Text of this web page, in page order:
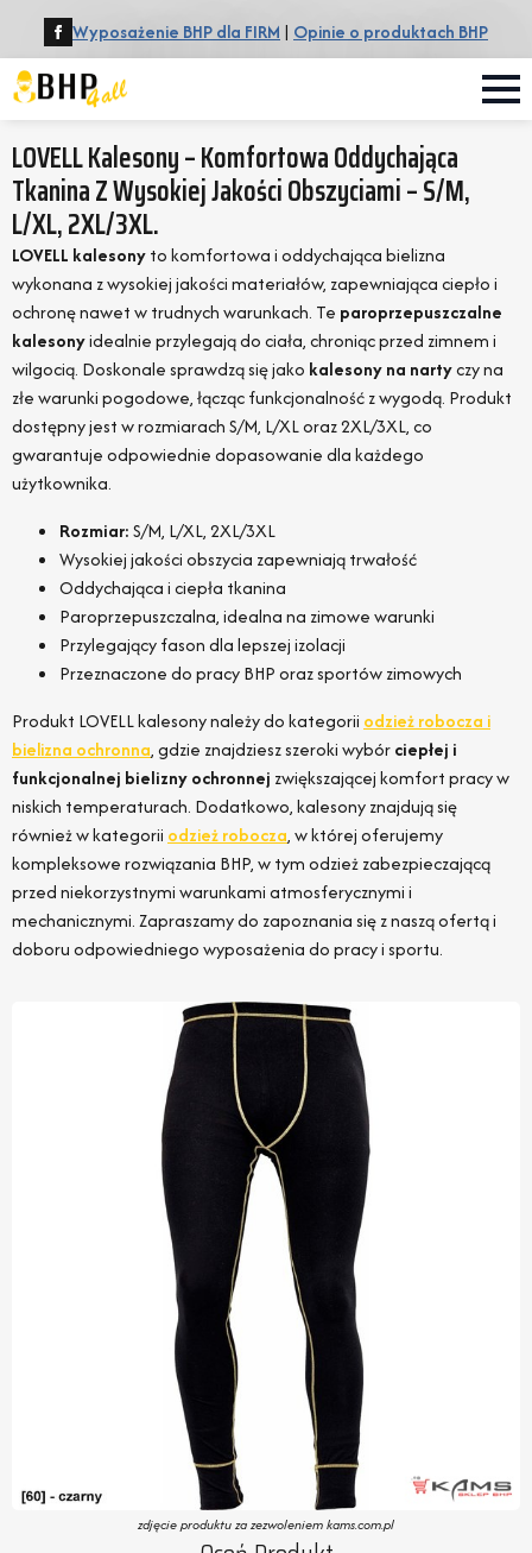
Wyposażenie BHP dla FIRM | Opinie o produktach BHP
LOVELL Kalesony – Komfortowa Oddychająca
Tkanina Z Wysokiej Jakości Obszyciami – S/M,
L/XL, 2XL/3XL.
LOVELL kalesonyto komfortowa i oddychająca bielizna
wykonana z wysokiej jakości materiałów, zapewniająca ciepło i
ochronę nawet w trudnych warunkach. Te paroprzepuszczalne
kalesonyidealnie przylegają do ciała, chroniąc przed zimnem i
wilgocią. Doskonale sprawdzą się jako kalesony na nartyczy na
złe warunki pogodowe, łącząc funkcjonalność z wygodą. Produkt
dostępny jest w rozmiarach S/M, L/XL oraz 2XL/3XL, co
gwarantuje odpowiednie dopasowanie dla każdego
użytkownika.
Rozmiar:S/M, L/XL, 2XL/3XL
Wysokiej jakości obszycia zapewniają trwałość
Oddychająca i ciepła tkanina
Paroprzepuszczalna, idealna na zimowe warunki
Przylegający fason dla lepszej izolacji
Przeznaczone do pracy BHP oraz sportów zimowych
Produkt LOVELL kalesony należy do kategorii odzież robocza i
bielizna ochronna, gdzie znajdziesz szeroki wybórciepłej i
funkcjonalnej bielizny ochronnej zwiększającej komfort pracy w
niskich temperaturach. Dodatkowo, kalesony znajdują się
również w kategorii odzież robocza, w której oferujemy
kompleksowe rozwiązania BHP, w tym odzież zabezpieczającą
przed niekorzystnymi warunkami atmosferycznymi i
mechanicznymi. Zapraszamy do zapoznania się z naszą ofertą i
doboru odpowiedniego wyposażenia do pracy i sportu.
zdjęcie produktu za zezwoleniem kams.com.pl